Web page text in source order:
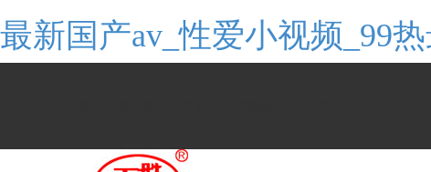
最新国产av_性爱小视频_99